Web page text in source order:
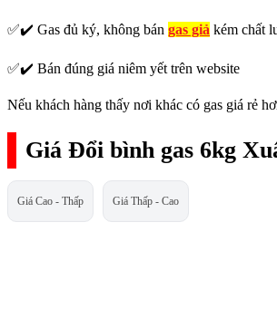
✅✔️ Gas đủ ký, không bán gas giả kém chất
✅✔️ Bán đúng giá niêm yết trên website
Nếu khách hàng thấy nơi khác có gas giá rẻ
Giá Đổi bình gas 6kg
Giá Cao - Thấp Giá Thấp - Cao